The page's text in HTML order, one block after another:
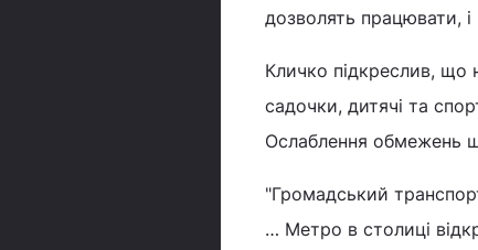
дозволять працювати, і
Кличко підкреслив, що
садочки, дитячі та
Ослаблення обмежень
"Громадський
… Метро в столиці